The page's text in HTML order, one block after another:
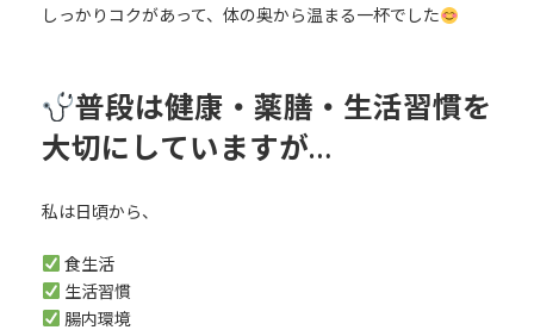
しっかりコクがあって、体の奥から温まる一杯でした
普段は健康・薬膳・生活習慣を
大切にしていますが…
私は日頃から、
食生活
生活習慣
腸内環境